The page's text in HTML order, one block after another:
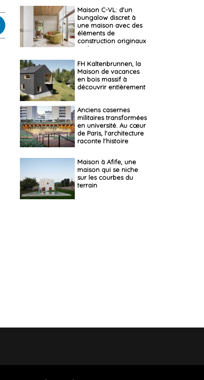
Maison C-VL: d'un
bungalow discret à
une maison avec des
éléments de
construction originaux
et des espaces pour
FH Kaltenbrunnen, la
Maison de vacances
en bois massif à
découvrir entièrement
Anciens casernes
militaires transformées
en université. Au cœur
de Paris, l'architecture
raconte l'histoire
Maison à Afife, une
maison qui se niche
sur les courbes du
terrain